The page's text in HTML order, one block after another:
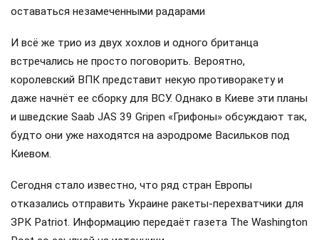
оставаться незамеченными радарами
И всё же трио из двух хохлов и одного британца
встречались не просто поговорить. Вероятно,
королевский ВПК представит некую противоракету и
даже начнёт ее сборку для ВСУ. Однако в Киеве эти планы
и шведские Saab JAS 39 Gripen «Грифоны» обсуждают так,
будто они уже находятся на аэродроме Васильков под
Киевом.
Сегодня стало известно, что ряд стран Европы
отказались отправить Украине ракеты-перехватчики для
ЗРК Patriot. Информацию передаёт газета The Washington